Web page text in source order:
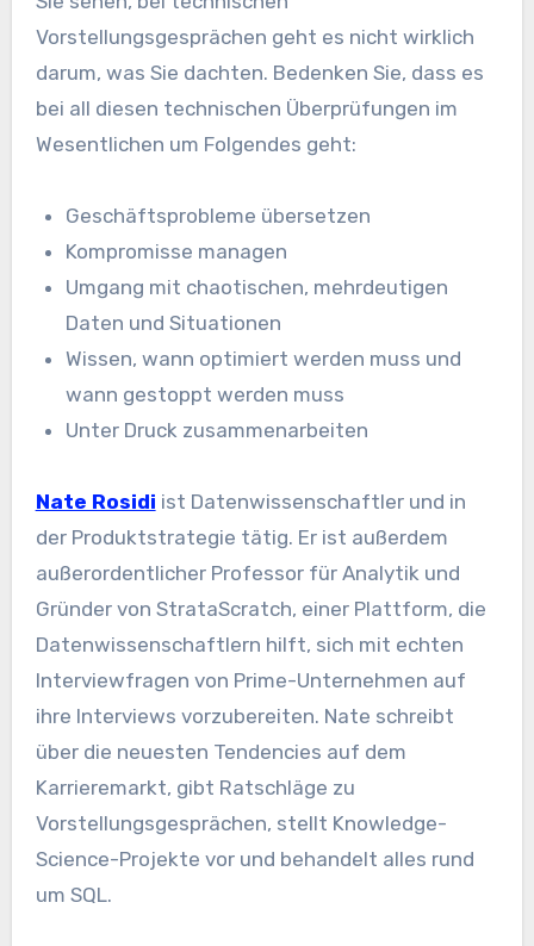
Vorstellungsgesprächen geht es nicht wirklich
darum, was Sie dachten. Bedenken Sie, dass es
bei all diesen technischen Überprüfungen im
Wesentlichen um Folgendes geht:
Geschäftsprobleme übersetzen
Kompromisse managen
Umgang mit chaotischen, mehrdeutigen
Daten und Situationen
Wissen, wann optimiert werden muss und
wann gestoppt werden muss
Unter Druck zusammenarbeiten
Nate Rosidi ist Datenwissenschaftler und in
der Produktstrategie tätig. Er ist außerdem
außerordentlicher Professor für Analytik und
Gründer von StrataScratch, einer Plattform, die
Datenwissenschaftlern hilft, sich mit echten
Interviewfragen von Prime-Unternehmen auf
ihre Interviews vorzubereiten. Nate schreibt
über die neuesten Tendencies auf dem
Karrieremarkt, gibt Ratschläge zu
Vorstellungsgesprächen, stellt Knowledge-
Science-Projekte vor und behandelt alles rund
um SQL.